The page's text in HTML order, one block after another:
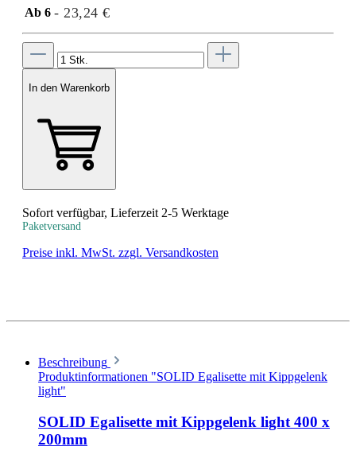
Ab 6 - 23,24 €
In den Warenkorb
Sofort verfügbar, Lieferzeit 2-5 Werktage
Paketversand
Preise inkl. MwSt. zzgl. Versandkosten
Beschreibung
Produktinformationen "SOLID Egalisette mit Kippgelenk
light"
SOLID Egalisette mit Kippgelenk light 400 x
200mm